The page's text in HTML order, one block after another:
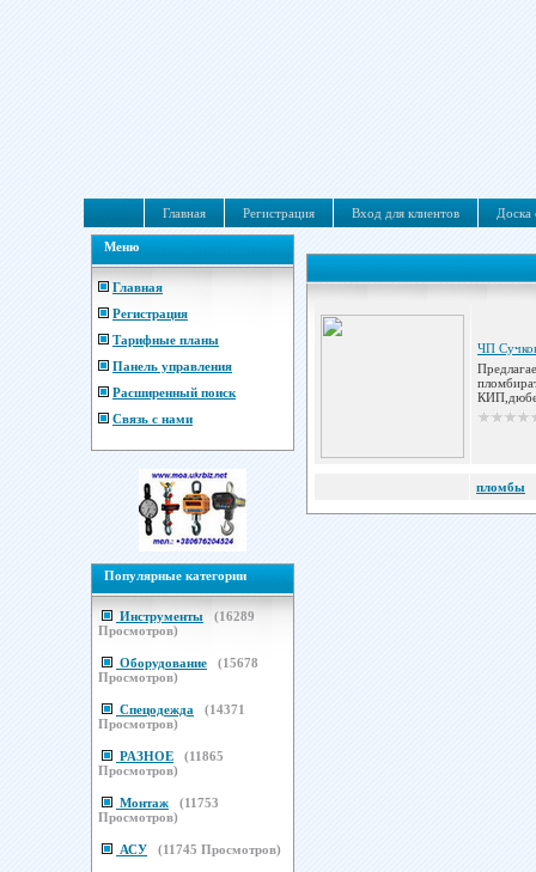
Главная Регистрация Вход для клиентов Доска
Меню
Главная
Регистрация
Тарифные планы
Панель управления
Расширенный поиск
Связь с нами
Популярные категории
Инструменты (16289
Просмотров)
Оборудование (15678
Просмотров)
Спецодежда (14371
Просмотров)
РАЗНОЕ (11865
Просмотров)
Монтаж (11753
Просмотров)
АСУ (11745 Просмотров)
ЧП
пломбы